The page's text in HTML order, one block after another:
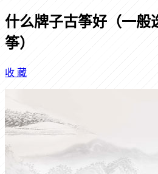
什么牌子古筝好（一般
筝）
收 藏